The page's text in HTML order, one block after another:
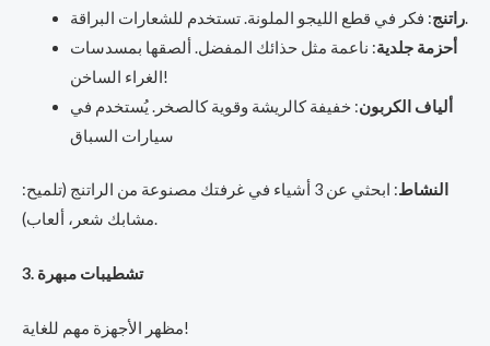
راتنج: فكر في قطع الليجو الملونة. تستخدم للشعارات البراقة.
أحزمة جلدية: ناعمة مثل حذائك المفضل. ألصقها بمسدسات
الغراء الساخن!
ألياف الكربون: خفيفة كالريشة وقوية كالصخر. يُستخدم في
سيارات السباق
النشاط
: ابحثي عن 3 أشياء في غرفتك مصنوعة من الراتنج (تلميح:
مشابك شعر، ألعاب).
3. تشطيبات مبهرة
مظهر الأجهزة مهم للغاية!